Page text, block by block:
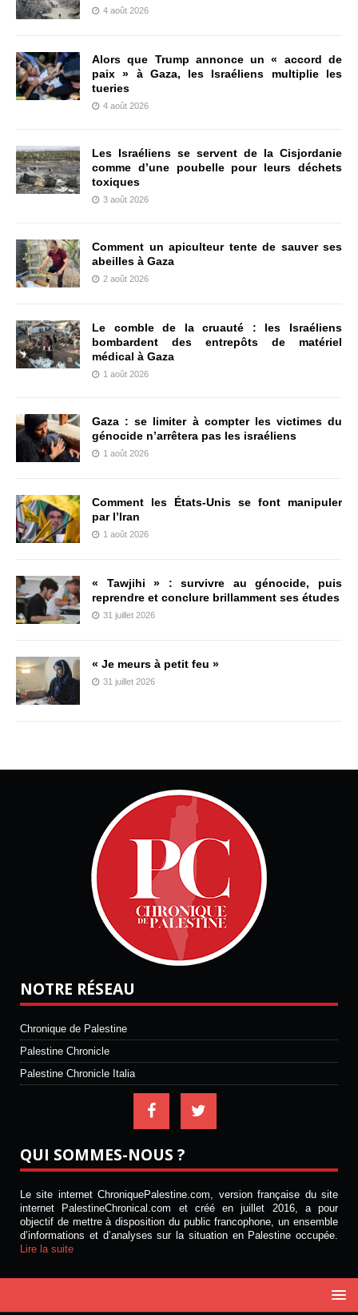
4 août 2026
Alors que Trump annonce un « accord de
paix » à Gaza, les Israéliens multiplie les
tueries
4 août 2026
Les Israéliens se servent de la Cisjordanie
comme d’une poubelle pour leurs déchets
toxiques
3 août 2026
Comment un apiculteur tente de sauver ses
abeilles à Gaza
2 août 2026
Le comble de la cruauté : les Israéliens
bombardent des entrepôts de matériel
médical à Gaza
1 août 2026
Gaza : se limiter à compter les victimes du
génocide n’arrêtera pas les israéliens
1 août 2026
Comment les États-Unis se font manipuler
par l’Iran
1 août 2026
« Tawjihi » : survivre au génocide, puis
reprendre et conclure brillamment ses études
31 juillet 2026
« Je meurs à petit feu »
31 juillet 2026
NOTRE RÉSEAU
Chronique de Palestine
Palestine Chronicle
Palestine Chronicle Italia
QUI SOMMES-NOUS ?
Le site internet ChroniquePalestine.com, version française du site
internet PalestineChronical.com et créé en juillet 2016, a pour
objectif de mettre à disposition du public francophone, un ensemble
d’informations et d’analyses sur la situation en Palestine occupée.
Lire la suite